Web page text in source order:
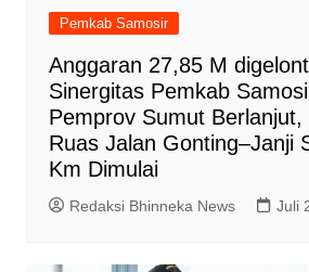
Pemkab Samosir
Anggaran 27,85 M
Sinergitas Pemkab
Pemprov Sumut Berlanjut,
Ruas Jalan Gonting–Janji
Km Dimulai
Redaksi Bhinneka News Juli